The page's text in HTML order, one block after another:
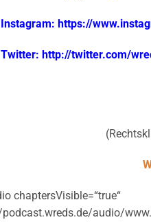
Instagram: https://
Twitter: http://twitter.com/
chaptersVisible=“true“
audio/